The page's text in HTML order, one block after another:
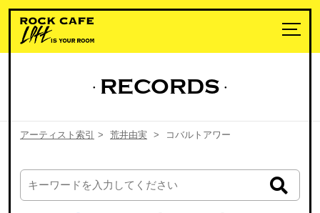
RECORDS
アーティスト索引 > 荒井由実 > コバルトアワー